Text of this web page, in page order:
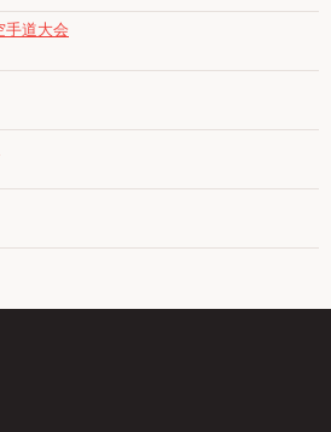
手道大会